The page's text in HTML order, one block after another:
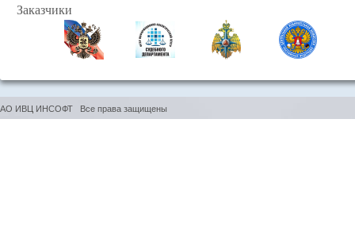
Заказчики
АО ИВЦ ИНСОФТ Все права защищены